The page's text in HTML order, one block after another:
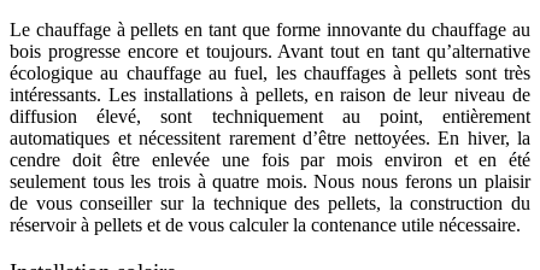
Le chauffage à pellets en tant que forme innovante du chauffage au
bois progresse encore et toujours. Avant tout en tant qu’alternative
écologique au chauffage au fuel, les chauffages à pellets sont très
intéressants. Les installations à pellets, en raison de leur niveau de
diffusion élevé, sont techniquement au point, entièrement
automatiques et nécessitent rarement d’être nettoyées. En hiver, la
cendre doit être enlevée une fois par mois environ et en été
seulement tous les trois à quatre mois. Nous nous ferons un plaisir
de vous conseiller sur la technique des pellets, la construction du
réservoir à pellets et de vous calculer la contenance utile nécessaire.